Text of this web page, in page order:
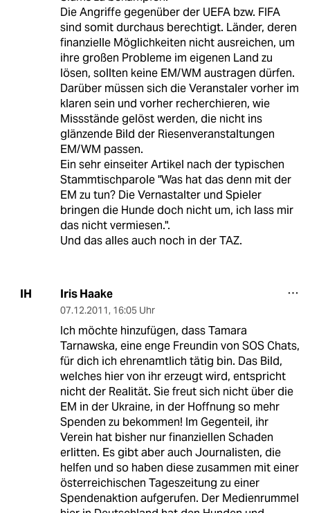
Die Angriffe gegenüber der UEFA bzw. FIFA
sind somit durchaus berechtigt. Länder, deren
finanzielle Möglichkeiten nicht ausreichen, um
ihre großen Probleme im eigenen Land zu
lösen, sollten keine EM/WM austragen dürfen.
Darüber müssen sich die Veranstaler vorher im
klaren sein und vorher recherchieren, wie
Missstände gelöst werden, die nicht ins
glänzende Bild der Riesenveranstaltungen
EM/WM passen.
Ein sehr einseiter Artikel nach der typischen
Stammtischparole "Was hat das denn mit der
EM zu tun? Die Vernastalter und Spieler
bringen die Hunde doch nicht um, ich lass mir
das nicht vermiesen.".
Und das alles auch noch in der TAZ.
IH Iris Haake
07.12.2011, 16:05 Uhr
Ich möchte hinzufügen, dass Tamara
Tarnawska, eine enge Freundin von SOS Chats,
für dich ich ehrenamtlich tätig bin. Das Bild,
welches hier von ihr erzeugt wird, entspricht
nicht der Realität. Sie freut sich nicht über die
EM in der Ukraine, in der Hoffnung so mehr
Spenden zu bekommen! Im Gegenteil, ihr
Verein hat bisher nur finanziellen Schaden
erlitten. Es gibt aber auch Journalisten, die
helfen und so haben diese zusammen mit einer
österreichischen Tageszeitung zu einer
Spendenaktion aufgerufen. Der Medienrummel